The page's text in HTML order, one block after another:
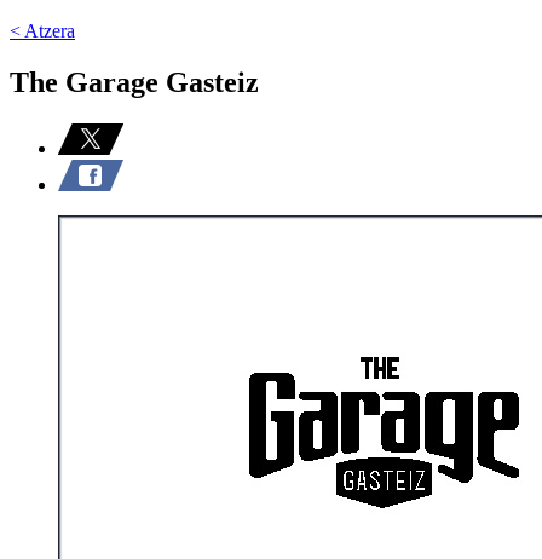
< Atzera
The Garage Gasteiz